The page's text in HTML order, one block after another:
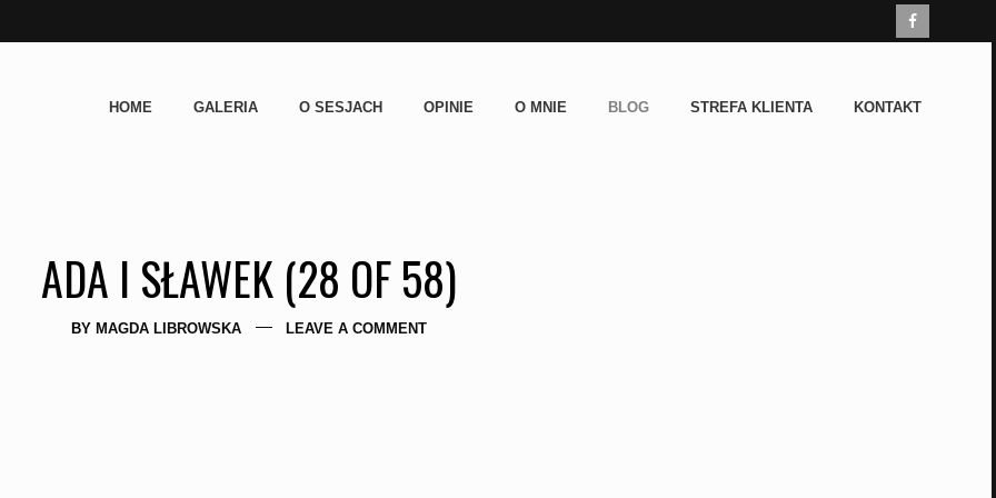
HOME GALERIA O SESJACH OPINIE O MNIE BLOG STREFA KLIENTA KONTAKT
ADA I SŁAWEK (28 OF 58)
BY MAGDA LIBROWSKA LEAVE A COMMENT